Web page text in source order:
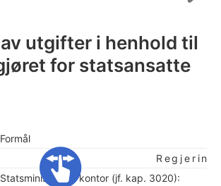
utgifter i henhold til
for statsansatte
Formål
Regjering
Statsministerens kontor (jf. kap. 3020):